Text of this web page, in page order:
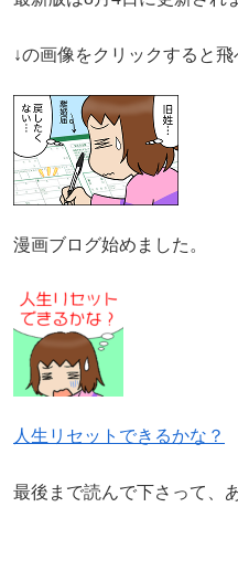
↓の画像をクリックすると飛
漫画ブログ始めました。
人生リセットできるかな？
最後まで読んで下さって、